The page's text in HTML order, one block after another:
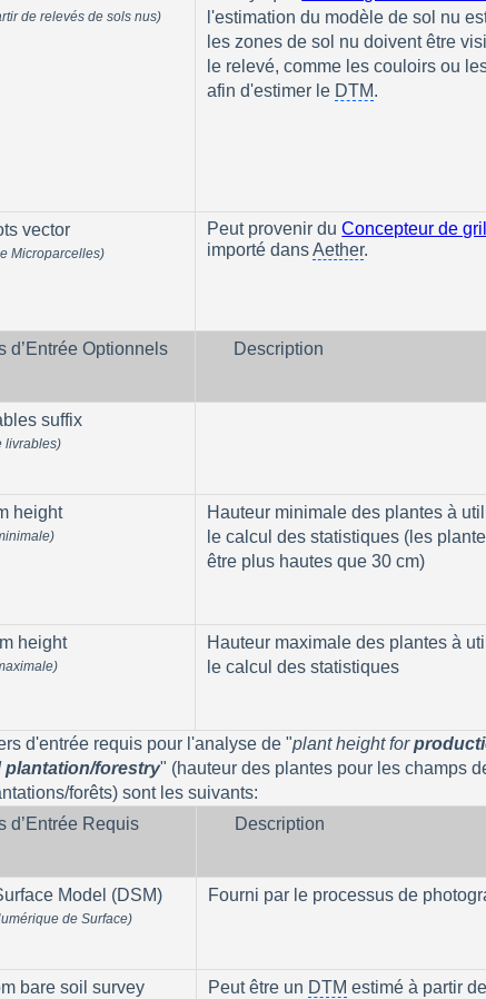
de relevés de sols nus)
l'estimation du modèle de sol nu
les zones de sol nu doivent être
le relevé, comme les couloirs ou
afin d'estimer le DTM.
vector
Microparcelles)
Peut provenir du Concepteur de
importé dans Aether.
d’Entrée Optionnels Description
suffix
livrables)
height
Hauteur minimale des plantes à
le calcul des statistiques (les
être plus hautes que 30 cm)
height
Hauteur maximale des plantes à
le calcul des statistiques
d'entrée requis pour l'analyse de "plant height for
plantation/forestry" (hauteur des plantes pour les champs
forêts) sont les suivants:
d’Entrée Requis
Description
Model (DSM)
de Surface)
Fourni par le processus de
bare soil survey
Peut être un DTM estimé à partir de